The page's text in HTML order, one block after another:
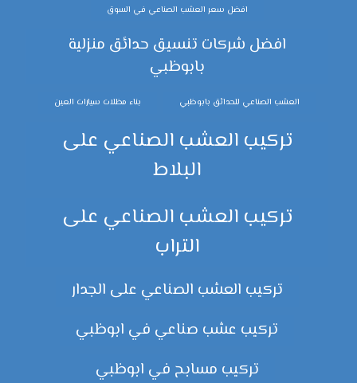
افضل سعر العشب الصناعي في السوق
افضل شركات تنسيق حدائق منزلية
بابوظبي
العشب الصناعي للحدائق بابوظبي بناء مظلات سيارات العين
تركيب العشب الصناعي على
البلاط
تركيب العشب الصناعي على
التراب
تركيب العشب الصناعي على الجدار
تركيب عشب صناعي في ابوظبي
تركيب مسابح في ابوظبي